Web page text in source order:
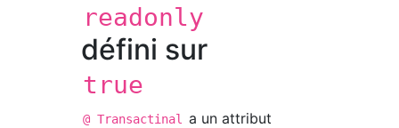
readonly
défini sur
true
@ Transactinal
a un attribut